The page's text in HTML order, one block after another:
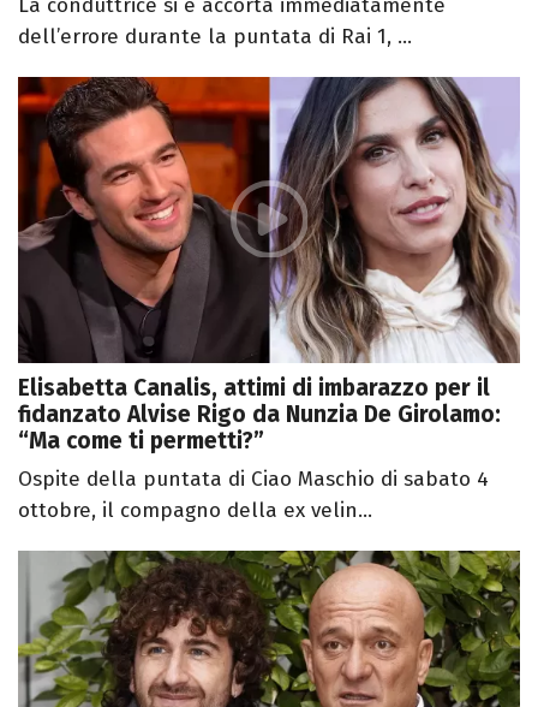
dell’errore durante la puntata di Rai 1, ...
Elisabetta Canalis, attimi di imbarazzo per il
fidanzato Alvise Rigo da Nunzia De Girolamo:
“Ma come ti permetti?”
Ospite della puntata di Ciao Maschio di sabato 4
ottobre, il compagno della ex velin...